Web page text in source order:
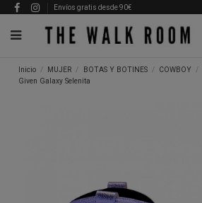
Envíos gratis desde 90€
Inicio MUJER BOTAS Y BOTINES COWBOY
Given Galaxy Selenita